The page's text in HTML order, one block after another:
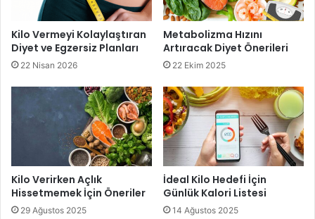
Kilo Vermeyi Kolaylaştıran
Diyet ve Egzersiz Planları
22 Nisan 2026
Metabolizma Hızını
Artıracak Diyet Önerileri
22 Ekim 2025
Kilo Verirken Açlık
Hissetmemek İçin Öneriler
29 Ağustos 2025
İdeal Kilo Hedefi İçin
Günlük Kalori Listesi
14 Ağustos 2025